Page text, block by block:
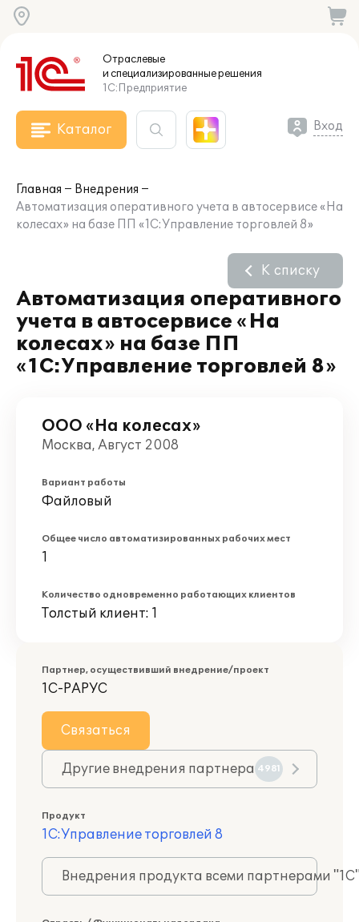
Отраслевые
и специализированныерешения
1С:Предприятие
Каталог Вход
Главная
Внедрения
Автоматизация оперативного учета в автосервисе «На
колесах» на базе ПП «1С:Управление торговлей 8»
Автоматизация оперативного
учета в автосервисе «На
колесах» на базе ПП
«1С:Управление торговлей 8»
К списку
ООО «На колесах»
Москва, Август 2008
Вариант работы
Файловый
Общее число автоматизированных рабочих мест
1
Количество одновременно работающих клиентов
Толстый клиент: 1
Партнер, осуществивший внедрение/проект
1С-РАРУС
Связаться
Другие внедрения партнера 4981
Продукт
1С:Управление торговлей 8
Внедрения продукта всеми партнерами